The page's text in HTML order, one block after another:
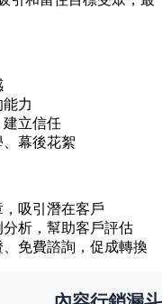
力
建立信任
、幕後花絮
，吸引潛在客戶
分析，幫助客戶評估
、免費諮詢，促成轉換